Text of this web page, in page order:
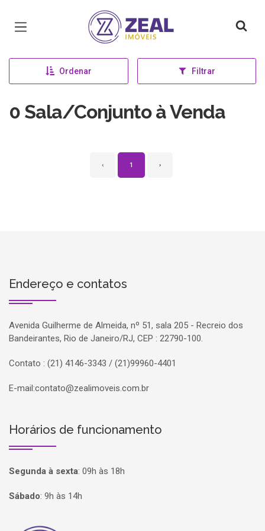
Página inicial
Ordenar Filtrar
0 Sala/Conjunto à Venda
‹ 1 ›
Endereço e contatos
Avenida Guilherme de Almeida, nº 51, sala 205 - Recreio dos
Bandeirantes, Rio de Janeiro/RJ, CEP : 22790-100.
Contato : (21) 4146-3343 / (21)99960-4401
E-mail:contato@zealimoveis.com.br
Horários de funcionamento
Segunda à sexta: 09h às 18h
Sábado: 9h às 14h